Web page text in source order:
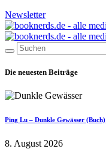
Newsletter
Die neuesten Beiträge
Ping Lu – Dunkle Gewässer (Buch)
8. August 2026